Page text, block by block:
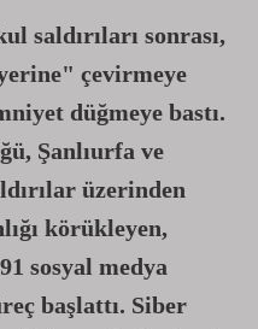
saldırıları sonrası,
çevirmeye
düğmeye bastı.
Şanlıurfa ve
üzerinden
körükleyen,
sosyal medya
başlattı. Siber